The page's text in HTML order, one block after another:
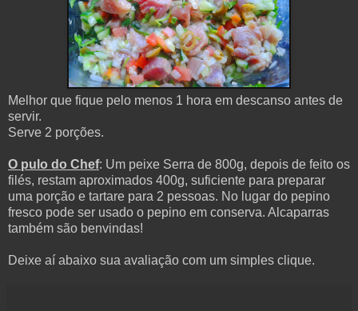
Melhor que fique pelo menos 1 hora em descanso antes de
servir.
Serve 2 porções.
O pulo do Chef: Um peixe Serra de 800g, depois de feito os
filés, restam aproximados 400g, suficiente para preparar
uma porção e tartare para 2 pessoas. No lugar do pepino
fresco pode ser usado o pepino em conserva. Alcaparras
também são benvindas!
Deixe aí abaixo sua avaliação com um simples clique.